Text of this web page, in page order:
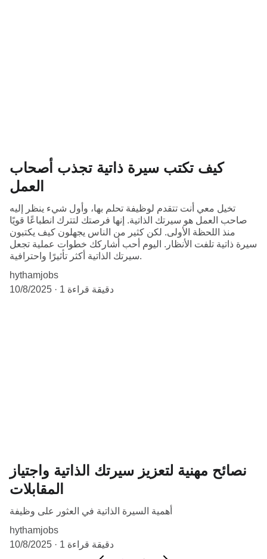
كيف تكتب سيرة ذاتية تجذب أصحاب
العمل
تخيل معي أنت تتقدم لوظيفة تحلم بها، وأول شيء ينظر إليه
صاحب العمل هو سيرتك الذاتية. إنها فرصتك لتترك انطباعًا قويًا
منذ اللحظة الأولى. لكن كثير من الناس يجهلون كيف يكتبون
سيرة ذاتية تلفت الأنظار. اليوم أحب أشاركك خطوات عملية تجعل
سيرتك الذاتية أكثر تأثيرًا واحترافية.
hythamjobs
10/8/2025
1 دقيقة قراءة
نصائح مهنية لتعزيز سيرتك الذاتية واجتياز
المقابلات
أهمية السيرة الذاتية في العثور على وظيفة
hythamjobs
10/8/2025
1 دقيقة قراءة